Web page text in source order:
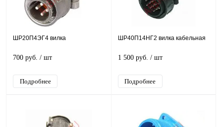
ШР20П4ЭГ4 вилка
700 руб. / шт
Подробнее
ШР40П14НГ2 вилка кабельная
1 500 руб. / шт
Подробнее